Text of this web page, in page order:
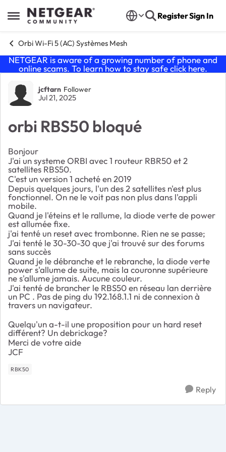
Open Side Menu
Skip to content RegisterSign In
Orbi Wi-Fi 5 (AC) Systèmes Mesh
NETGEAR is aware of a growing number of phone and
online scams. To learn how to stay safe click here.
Forum Discussion
jcftarn Follower
Jul 21, 2025
orbi RBS50 bloqué
Bonjour
J'ai un systeme ORBI avec 1 routeur RBR50 et 2
satellites RBS50.
C'est un version 1 acheté en 2019
Depuis quelques jours, l'un des 2 satellites n'est plus
fonctionnel. On ne le voit pas non plus dans l'appli
mobile.
Quand je l'éteins et le rallume, la diode verte de power
est allumée fixe.
j'ai tenté un reset avec trombonne. Rien ne se passe;
J'ai tenté le 30-30-30 que j'ai trouvé sur des forums
sans succès
Quand je le débranche et le rebranche, la diode verte
power s'allume de suite, mais la couronne supérieure
ne s'allume jamais. Aucune couleur.
J'ai tenté de brancher le RBS50 en réseau lan derrière
un PC . Pas de ping du 192.168.1.1 ni de connexion à
travers un navigateur.
Quelqu'un a-t-il une proposition pour un hard reset
différent? Un debrickage?
Merci de votre aide
JCF
RBK50
Reply